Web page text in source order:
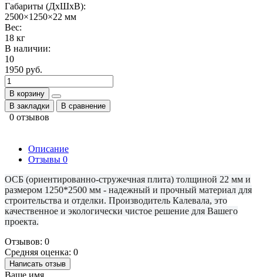
Габариты (ДхШхВ):
2500×1250×22 мм
Вес:
18 кг
В наличии:
10
1950 руб.
В корзину
В закладки
В сравнение
0 отзывов
Описание
Отзывы 0
ОСБ (ориентированно-стружечная плита) толщиной 22 мм и
размером 1250*2500 мм - надежный и прочный материал для
строительства и отделки. Производитель Калевала, это
качественное и экологически чистое решение для Вашего
проекта.
Отзывов: 0
Средняя оценка: 0
Написать отзыв
Ваше имя